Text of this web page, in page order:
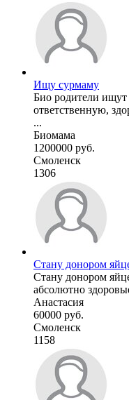
Ищу сурмаму
Био родители
ответственную,
...
Биомама
1200000 руб.
Смоленск
1306
Стану донором
Стану донором
абсолютно
Анастасия
60000 руб.
Смоленск
1158